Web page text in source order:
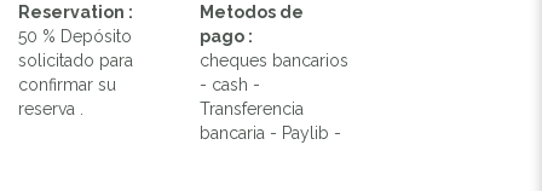
Reservation :
50 % Depósito
solicitado para
confirmar su
reserva .
Metodos de
pago :
cheques bancarios
- cash -
Transferencia
bancaria - Paylib -